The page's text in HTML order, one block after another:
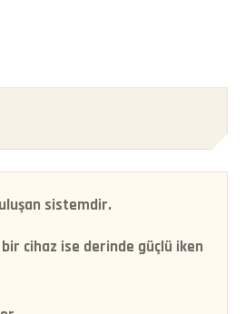
sistemdir.
cihaz ise derinde güçlü iken